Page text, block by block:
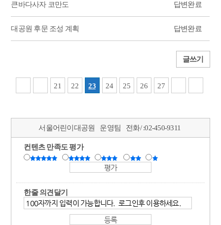
큰바다사자 코만도 답변완료
대공원 후문 조성 계획 답변완료
글쓰기
21 22 23 24 25 26 27
서울어린이대공원 운영팀 전화/ :02-450-9311
컨텐츠 만족도 평가
한줄 의견달기